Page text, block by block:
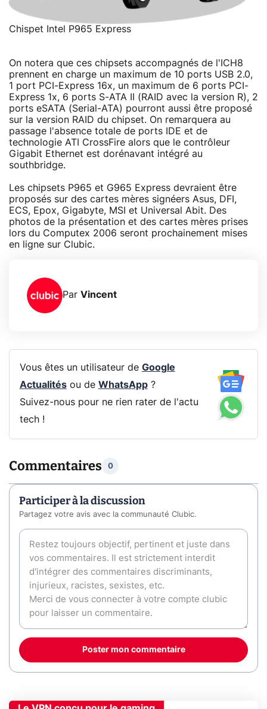
Chispet Intel P965 Express
On notera que ces chipsets accompagnés de l'ICH8
prennent en charge un maximum de 10 ports USB 2.0,
1 port PCI-Express 16x, un maximum de 6 ports PCI-
Express 1x, 6 ports S-ATA II (RAID avec la version R), 2
ports eSATA (Serial-ATA) pourront aussi être proposé
sur la version RAID du chipset. On remarquera au
passage l'absence totale de ports IDE et de
technologie ATI CrossFire alors que le contrôleur
Gigabit Ethernet est dorénavant intégré au
southbridge.
Les chipsets P965 et G965 Express devraient être
proposés sur des cartes mères signéers Asus, DFI,
ECS, Epox, Gigabyte, MSI et Universal Abit. Des
photos de la présentation et des cartes mères prises
lors du Computex 2006 seront prochainement mises
en ligne sur Clubic.
Par Vincent
Vous êtes un utilisateur de Google
Actualitésou de WhatsApp?
Suivez-nous pour ne rien rater de l'actu
tech !
Commentaires 0
Participer à la discussion
Partagez votre avis avec la communauté Clubic.
Poster mon commentaire